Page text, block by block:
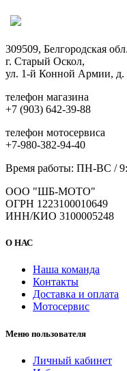
309509, Белгородская обл.
г. Старый Оскол,
ул. 1-й Конной Армии, д.
телефон магазина
+7 (903) 642-39-88
телефон мотосервиса
+7-980-382-94-40
Время работы: ПН-ВС /
ООО "ШБ-МОТО"
ОГРН 1223100010649
ИНН/КИО 3100005248
О НАС
Наша команда
Контакты
Доставка и оплата
Мотосервис
Меню пользователя
Личный кабинет